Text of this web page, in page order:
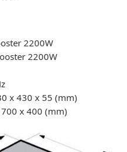
2200W
2200W
x 430 x 55 (mm)
x 400 (mm)